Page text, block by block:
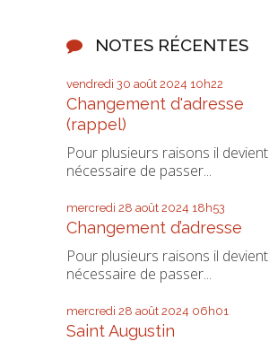
NOTES RÉCENTES
vendredi 30 août 2024 10h22
Changement d'adresse
(rappel)
Pour plusieurs raisons il devient
nécessaire de passer...
mercredi 28 août 2024 18h53
Changement d’adresse
Pour plusieurs raisons il devient
nécessaire de passer...
mercredi 28 août 2024 06h01
Saint Augustin